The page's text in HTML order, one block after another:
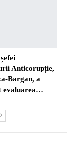
Anticorupție,
Bargan, a
evaluarea…